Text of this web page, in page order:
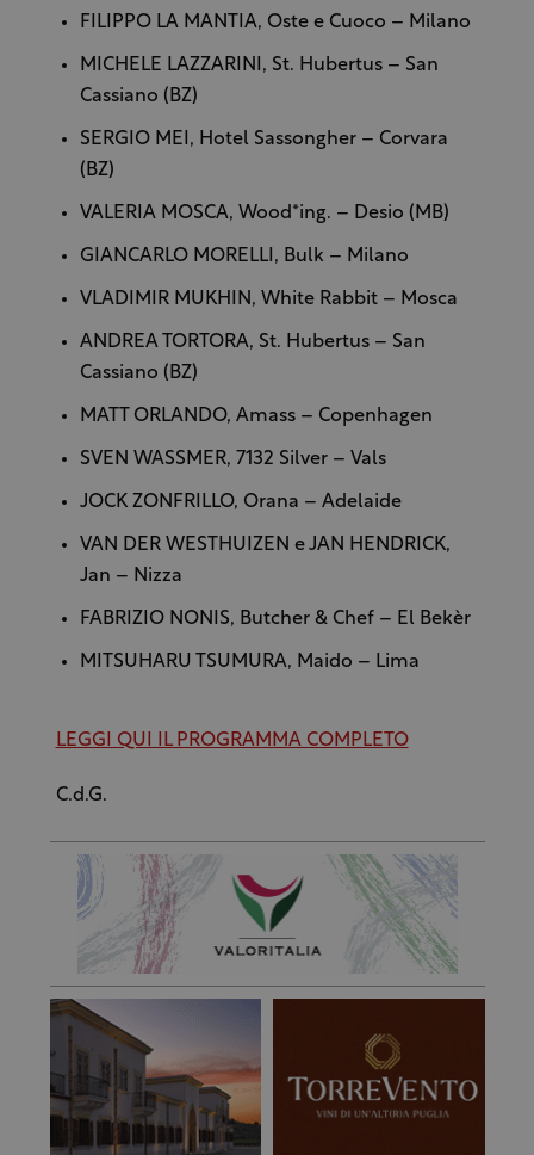
FILIPPO LA MANTIA, Oste e Cuoco – Milano
MICHELE LAZZARINI, St. Hubertus – San
Cassiano (BZ)
SERGIO MEI, Hotel Sassongher – Corvara
(BZ)
VALERIA MOSCA, Wood*ing. – Desio (MB)
GIANCARLO MORELLI, Bulk – Milano
VLADIMIR MUKHIN, White Rabbit – Mosca
ANDREA TORTORA, St. Hubertus – San
Cassiano (BZ)
MATT ORLANDO, Amass – Copenhagen
SVEN WASSMER, 7132 Silver – Vals
JOCK ZONFRILLO, Orana – Adelaide
VAN DER WESTHUIZEN e JAN HENDRICK,
Jan – Nizza
FABRIZIO NONIS, Butcher & Chef – El Bekèr
MITSUHARU TSUMURA, Maido – Lima
LEGGI QUI IL PROGRAMMA COMPLETO
C.d.G.